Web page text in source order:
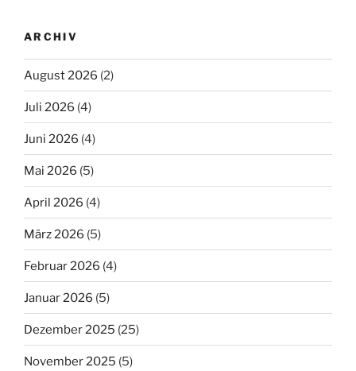
ARCHIV
August 2026 (2)
Juli 2026 (4)
Juni 2026 (4)
Mai 2026 (5)
April 2026 (4)
März 2026 (5)
Februar 2026 (4)
Januar 2026 (5)
Dezember 2025 (25)
November 2025 (5)